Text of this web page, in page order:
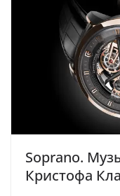
Soprano.
Кристофа